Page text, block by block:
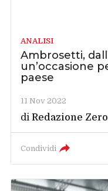
ANALISI
Ambrosetti,
un’occasione
paese
11 Nov 2022
diRedazione
Condividi